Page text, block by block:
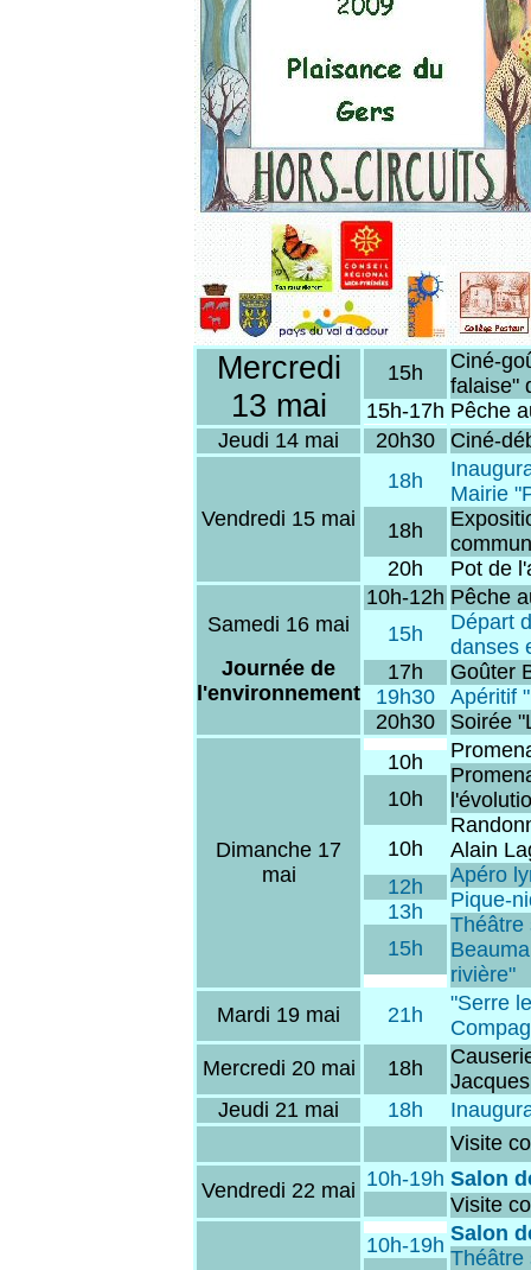
Mercredi
13 mai
15h
15h-17h
Ciné-
falaise"
Pêche
Jeudi 14 mai
20h30 Ciné-
Vendredi 15 mai
18h
18h
20h
Mairie
Pot de
Samedi 16 mai
Journée de
l'environnement
10h-12h
15h
17h
19h30
20h30
Pêche
Départ
danses
Goûter
Apéritif
Soirée
Dimanche 17
mai
10h
10h
10h
12h
13h
15h
Alain
Apéro
Pique-
Théâtre
rivière"
Mardi 19 mai
21h
"Serre
Mercredi 20 mai
18h
Jeudi 21 mai
18h
Visite
Vendredi 22 mai 10h-19h Salon
Visite
10h-19h Salon
Théâtre